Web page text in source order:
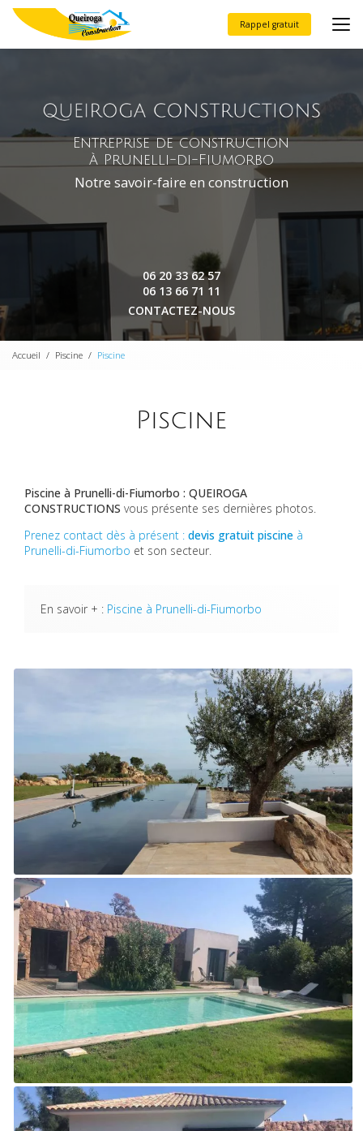
Aller
principal
Rappel gratuit
Entreprise de construction
à Prunelli-di-Fiumorbo
Notre savoir-faire en construction
06 20 33 62 57
06 13 66 71 11
CONTACTEZ-NOUS
Accueil Piscine Piscine
Piscine
Piscine à Prunelli-di-Fiumorbo : QUEIROGA
CONSTRUCTIONS vous présente ses dernières photos.
Prenez contact dès à présent : devis gratuit piscine à
Prunelli-di-Fiumorbo et son secteur.
En savoir + : Piscine à Prunelli-di-Fiumorbo